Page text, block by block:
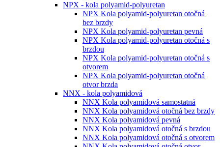
NPX - kola polyamid-polyuretan
NPX Kola polyamid-polyuretan otočná
bez brzdy
NPX Kola polyamid-polyuretan pevná
NPX Kola polyamid-polyuretan otočná s
brzdou
NPX Kola polyamid-polyuretan otočná s
otvorem
NPX Kola polyamid-polyuretan otočná
otvor brzda
NNX - kola polyamidová
NNX Kola polyamidová samostatná
NNX Kola polyamidová otočná bez brzdy
NNX Kola polyamidová pevná
NNX Kola polyamidová otočná s brzdou
NNX Kola polyamidová otočná s otvorem